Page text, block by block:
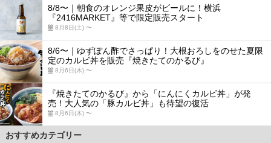
8/8〜｜朝食のオレンジ果皮がビールに！横浜
『2416MARKET』等で限定販売スタート
8月8日(土) 〜
8/6〜｜ゆずぽん酢でさっぱり！大根おろしをのせた夏限
定のカルビ丼を販売『焼きたてのかるび』
8月6日(木) 〜
『焼きたてのかるび』から「にんにくカルビ丼」が発
売！大人気の「豚カルビ丼」も待望の復活
8月6日(木) 〜
おすすめカテゴリー